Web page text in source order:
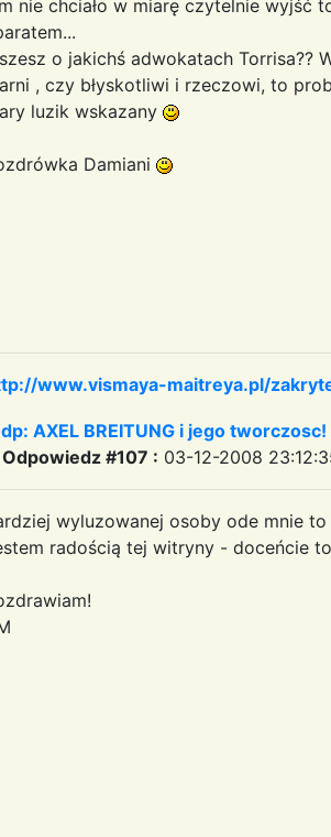
nie chciało w miarę czytelnie wyjść
o jakichś adwokatach Torrisa??
, czy błyskotliwi i rzeczowi, to
luzik wskazany
Damiani
www.vismaya-maitreya.pl/
AXEL BREITUNG i jego
Odpowiedz #107 : 03-12-2008
wyluzowanej osoby ode mnie
radością tej witryny - doceńcie